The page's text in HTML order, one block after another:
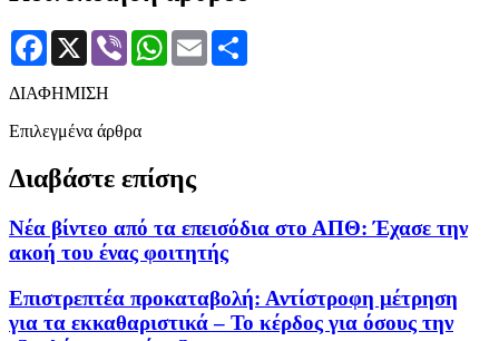
Facebook
X Viber WhatsApp
Email
ΔΙΑΦΗΜΙΣΗ
Επιλεγμένα άρθρα
Διαβάστε επίσης
Νέα βίντεο από τα επεισόδια στο ΑΠΘ: Έχασε την
ακοή του ένας φοιτητής
Επιστρεπτέα προκαταβολή: Αντίστροφη μέτρηση
για τα εκκαθαριστικά – Το κέρδος για όσους την